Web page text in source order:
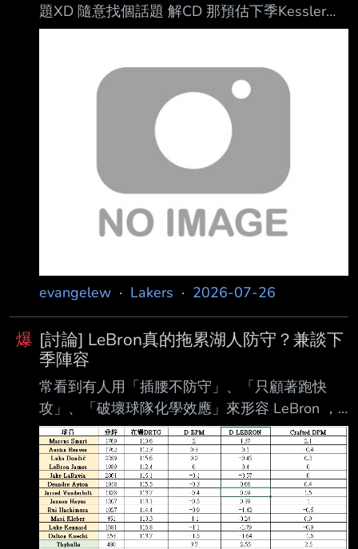
題XD 隨意找個話題 解CD 那預估下季Kessler場
均上場時間好了 上季幾個扛場均上場時間超過30
31.0 Okongwu 74 31.0 Adebayo 73 32.4
Sengun 72 33.3 Jokic 65 34.8 Mobley 65 31.9
Zubac 48 30.1 其餘中鋒 Ayton 72 27.2 Turner
71 26.9 Duren 70 28
evangelew · Lakers · 2026-07-26
爆 [討論] LeBron真的拖累湖人防守？兼談下
季陣容
常看到有人用「插腰不防守」、「只顧著跑快
攻」、「破壞球隊化學效應」來形容 LeBron ，
甚至把湖人防守不佳的責任歸到他身上，因此整
理了上賽季的防守進階數據，也順便分析 下季陣
容。 https://i.imgur.com/sJrjnnb.jpeg LeBron上賽
季： D-EPM：0 D-LEBRON：+0.4 Crafted
DPM：0 在湖人主要輪換中，他的 D-EPM與 D-
LEBRON都排名第4，Crafted DPM則並列第7，